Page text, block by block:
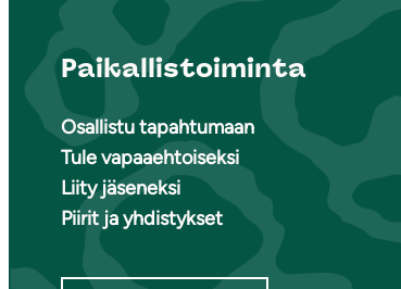
Paikallistoiminta
Osallistu tapahtumaan
Tule vapaaehtoiseksi
Liity jäseneksi
Piirit ja yhdistykset